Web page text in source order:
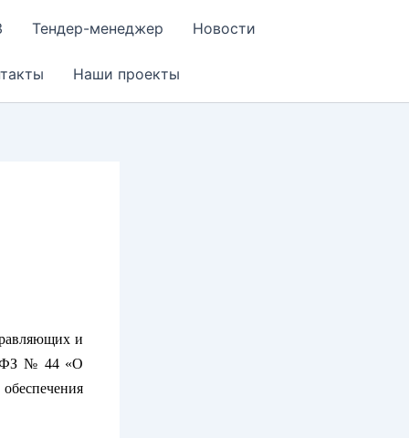
Тендер-менеджер Новости
Наши проекты
и
ФЗ № 44 «О